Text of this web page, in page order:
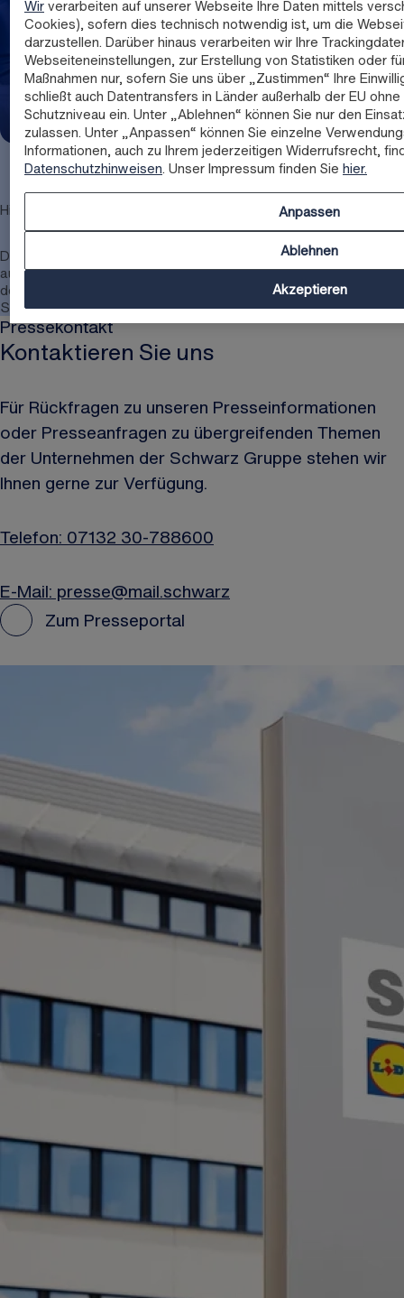
Schwarz
Gruppe
bekräftige
n
Partnersc
haft mit
Ellen
MacArthur
Foundatio
Name: 251104_Schwarz-Gruppe_Pressebild_Ellen-MacArthur-Foundation_Global-Commitment-2030.jpg
Format: image/jpeg
Dateigröße: 757.8 KB
Hinweis zur Verwendung von Text- und Bildmaterial:
Das von uns zur Verfügung gestellte Bild- und Textmaterial darf
ausschließlich für redaktionelle Zwecke verwendet werden. Bei
der Verwendung des Bildmaterials ist im Fotonachweis ©
Schwarz Corporate Affairs zu nennen.
Pressekontakt
Kontaktieren Sie uns
Für Rückfragen zu unseren Presseinformationen
oder Presseanfragen zu übergreifenden Themen
der Unternehmen der Schwarz Gruppe stehen wir
Ihnen gerne zur Verfügung.
Telefon: 07132 30-788600
E-Mail: presse@mail.schwarz
Zum Presseportal
Wirverarbeiten auf unserer Webseite Ihre Daten mittels
Cookies), sofern dies technisch notwendig ist, um die
darzustellen. Darüber hinaus verarbeiten wir Ihre
Webseiteneinstellungen, zur Erstellung von Statistiken oder
Maßnahmen nur, sofern Sie uns über „Zustimmen“ Ihre
schließt auch Datentransfers in Länder außerhalb der EU
Schutzniveau ein. Unter „Ablehnen“ können Sie nur den
zulassen. Unter „Anpassen“ können Sie einzelne
Informationen, auch zu Ihrem jederzeitigen Widerrufsrecht,
Datenschutzhinweisen. Unser Impressum finden Sie hier.
Anpassen
Ablehnen
Akzeptieren